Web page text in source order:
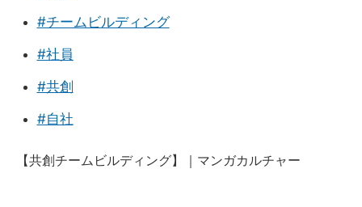
#チームビルディング
#社員
#共創
#自社
【共創チームビルディング】｜マンガカルチャー